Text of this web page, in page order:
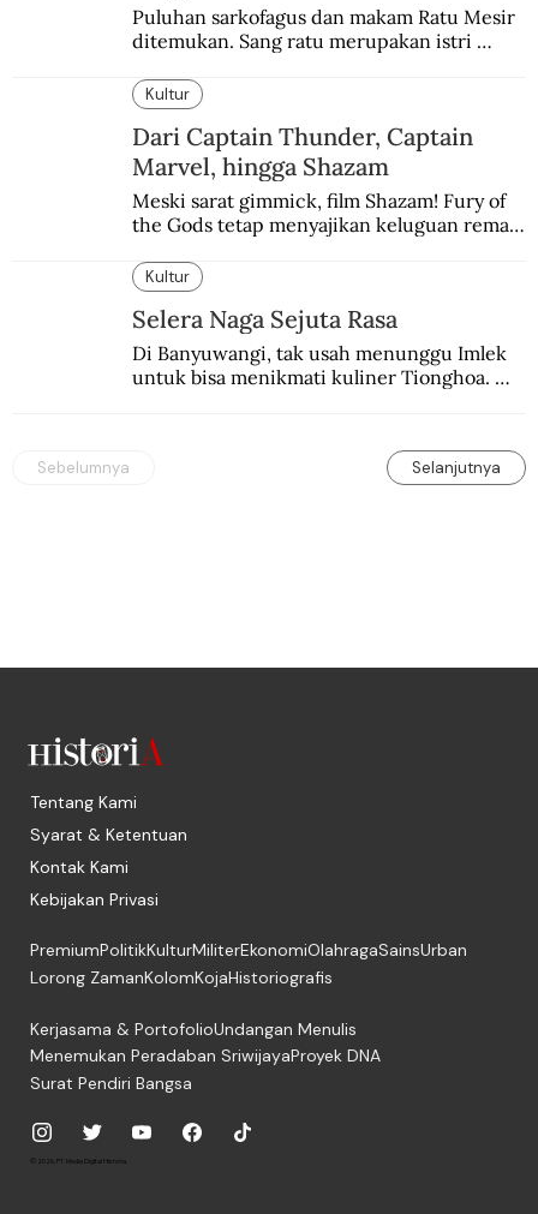
Puluhan sarkofagus dan makam Ratu Mesir
ditemukan. Sang ratu merupakan istri
sebelumnya keberadaannya tak pernah
diketahui.
Kultur
Dari Captain Thunder, Captain
Marvel, hingga Shazam
Meski sarat gimmick, film Shazam! Fury of
the Gods tetap menyajikan keluguan remaja
Yunani.
Kultur
Selera Naga Sejuta Rasa
Di Banyuwangi, tak usah menunggu Imlek
untuk bisa menikmati kuliner Tionghoa.
Sebelumnya Selanjutnya
Tentang Kami
Syarat & Ketentuan
Kontak Kami
Kebijakan Privasi
PremiumPolitikKulturMiliterEkonomiOlahragaSainsUrban
Lorong ZamanKolomKojaHistoriografis
Kerjasama & PortofolioUndangan Menulis
Menemukan Peradaban SriwijayaProyek DNA
Surat Pendiri Bangsa
© 2026, PT. Media Digital Historia.